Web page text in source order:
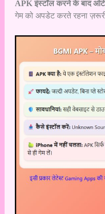
APK इंस्टॉल करने के बाद
गेम को अपडेट करते रहना